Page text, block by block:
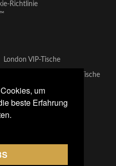
um
beste Erfahrung
Richtlinie
™
London VIP-Tische
Las Vegas VIP-Tische